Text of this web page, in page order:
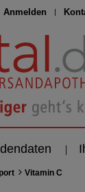
Anmelden
Vitamin C